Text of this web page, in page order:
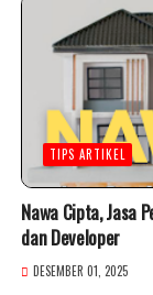
TIPS ARTIKEL
Nawa Cipta, Jasa
dan Developer
DESEMBER 01, 2025